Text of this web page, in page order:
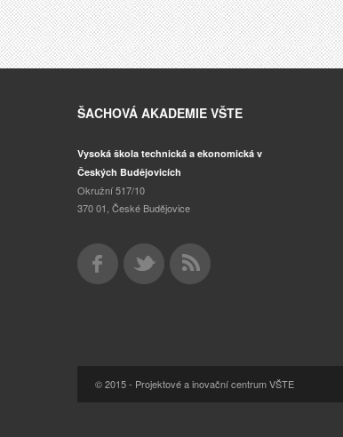
ŠACHOVÁ AKADEMIE VŠTE
Vysoká škola technická a ekonomická v
Českých Budějovicích
Okružní 517/10
370 01, České Budějovice
© 2015 - Projektové a inovační centrum VŠTE